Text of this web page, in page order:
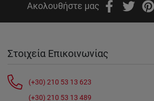
Ακολουθήστε μας
Στοιχεία Επικοινωνίας
(+30) 210 53 13 623
(+30) 210 53 13 489